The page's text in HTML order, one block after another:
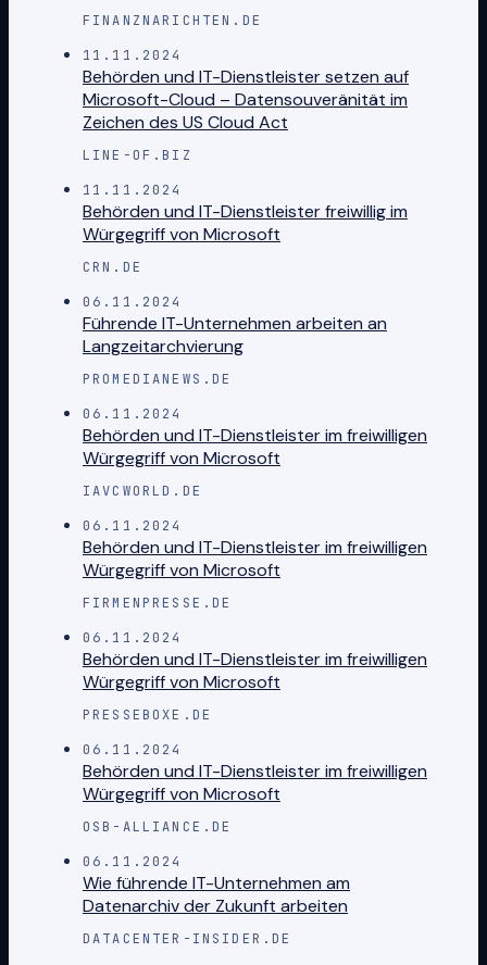
FINANZNARICHTEN.DE
11.11.2024
Behörden und IT-Dienstleister setzen auf
Microsoft-Cloud – Datensouveränität im
Zeichen des US Cloud Act
LINE-OF.BIZ
11.11.2024
Behörden und IT-Dienstleister freiwillig im
Würgegriff von Microsoft
CRN.DE
06.11.2024
Führende IT-Unternehmen arbeiten an
Langzeitarchvierung
PROMEDIANEWS.DE
06.11.2024
Behörden und IT-Dienstleister im freiwilligen
Würgegriff von Microsoft
IAVCWORLD.DE
06.11.2024
Behörden und IT-Dienstleister im freiwilligen
Würgegriff von Microsoft
FIRMENPRESSE.DE
06.11.2024
Behörden und IT-Dienstleister im freiwilligen
Würgegriff von Microsoft
PRESSEBOXE.DE
06.11.2024
Behörden und IT-Dienstleister im freiwilligen
Würgegriff von Microsoft
OSB-ALLIANCE.DE
06.11.2024
Wie führende IT-Unternehmen am
Datenarchiv der Zukunft arbeiten
DATACENTER-INSIDER.DE